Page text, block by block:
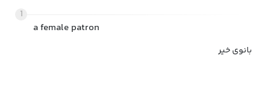
1
a female patron
بانوی خیر